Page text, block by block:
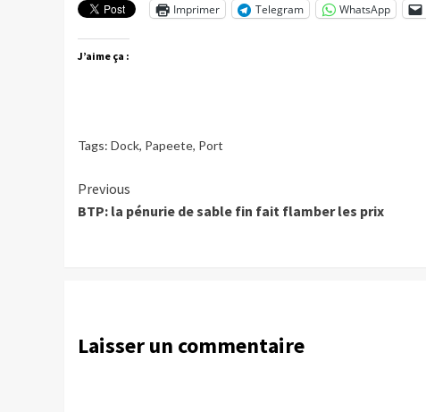
Imprimer Telegram WhatsApp
J’aime ça :
Tags: Dock, Papeete, Port
Continue
Reading
Previous
BTP: la pénurie de sable fin fait flamber les prix
Laisser un commentaire